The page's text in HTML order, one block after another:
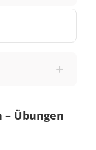
y = 15x + 40.
holt auf. Sein
wann
Es ist
die
Übungen